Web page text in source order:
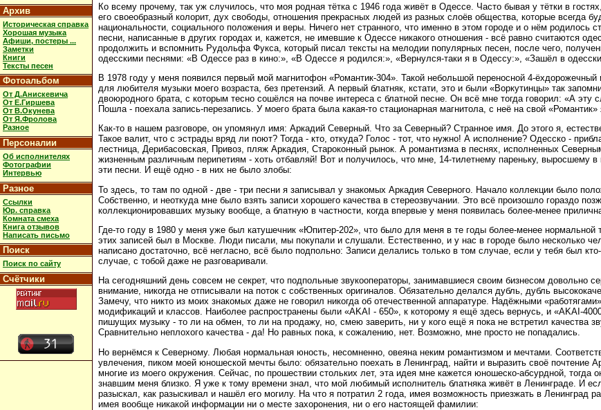
Архив
Историческая справка
Хорошая музыка
Афиши, постеры ...
Заметки
Книги
Тексты песен
Фотоальбом
От Д.Анискевича
От Е.Гиршева
От В.Окунева
От Я.Фролова
Разное
Персоналии
Об исполнителях
Фотографии
Интервью
Разное
Ссылки
Юр. справка
Комната смеха
Книга отзывов
Написать письмо
Поиск
Поиск по сайту
Счётчики
Ко всему прочему, так уж случилось, что моя родная тётка с 1946 года живёт в Одессе. Часто бывая у тётки в
его своеобразный колорит, дух свободы, отношения прекрасных людей из разных слоёв общества, которые всегда
национальности, социального положения и веры. Ничего нет странного, что именно в этом городе и о нём родилось
песни, написанные в других городах и, кажется, не имевшие к Одессе никакого отношения - всё равно считаются
продолжить и вспомнить Рудольфа Фукса, который писал тексты на мелодии популярных песен, после чего,
одесскими песнями: «В Одессе раз в кино:», «В Одессе я родился:», «Вернулся-таки я в Одессу:», «Зашёл в
В 1978 году у меня появился первый мой магнитофон «Романтик-304». Такой небольшой переносной 4-
для любителя музыки моего возраста, без претензий. А первый блатняк, кстати, это и были «Воркутинцы» так
двоюродного брата, с которым тесно сошёлся на почве интереса с блатной песне. Он всё мне тогда говорил: «А
Пошла - поехала запись-перезапись. У моего брата была какая-то стационарная магнитола, с неё на свой
Как-то в нашем разговоре, он упомянул имя: Аркадий Северный. Что за Северный? Странное имя. До этого я,
Такое валит, что с эстрады вряд ли поют? Тогда - кто, откуда? Голос - тот, что нужно! А исполнение? Одесско -
лестница, Дерибасовская, Привоз, пляж Аркадия, Староконный рынок. А романтизма в песнях, исполненных
жизненным различным перипетиям - хоть отбавляй! Вот и получилось, что мне, 14-тилетнему пареньку, выросшему
эти песни. И ещё одно - в них не было злобы:
То здесь, то там по одной - две - три песни я записывал у знакомых Аркадия Северного. Начало коллекции было
Собственно, и неоткуда мне было взять записи хорошего качества в стереозвучании. Это всё произошло гораздо
коллекционировавших музыку вообще, а блатную в частности, когда впервые у меня появилась более-менее
Где-то году в 1980 у меня уже был катушечник «Юпитер-202», что было для меня в те годы более-менее нормальной
этих записей был в Москве. Люди писали, мы покупали и слушали. Естественно, и у нас в городе было несколько
написано достаточно, всё негласно, всё было подпольно: Записи делались только в том случае, если у тебя был
случае, с тобой даже не разговаривали.
На сегодняшний день совсем не секрет, что подпольные звукооператоры, занимавшиеся своим бизнесом довольно
внимание, никогда не отписывали на поток с собственных оригиналов. Обязательно делался дубль, дубль
Замечу, что никто из моих знакомых даже не говорил никогда об отечественной аппаратуре. Надёжными
модификаций и классов. Наиболее распространены были «AKAI - 650», к которому я ещё здесь вернусь, и «AKAI-
пишущих музыку - то ли на обмен, то ли на продажу, но, смею заверить, ни у кого ещё я пока не встретил качества
Сравнительно неплохого качества - да! Но равных пока, к сожалению, нет. Возможно, мне просто не попадались.
Но вернёмся к Северному. Любая нормальная юность, несомненно, овеяна неким романтизмом и мечтами.
увлечения, пиком моей юношеской мечты было: обязательно поехать в Ленинград, найти и выразить своё
многие из моего окружения. Сейчас, по прошествии стольких лет, эта идея мне кажется юношеско-абсурдной, тогда
знавшим меня близко. Я уже к тому времени знал, что мой любимый исполнитель блатняка живёт в Ленинграде. И
разыскал, как разыскивал и нашёл его могилу. На что я потратил 2 года, имея возможность приезжать в Ленинград
имея вообще никакой информации ни о месте захоронения, ни о его настоящей фамилии: